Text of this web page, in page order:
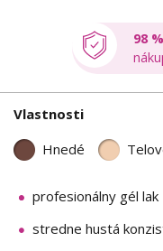
98
Vlastnosti
Hnedé
profesionálny gél lak
stredne hustá